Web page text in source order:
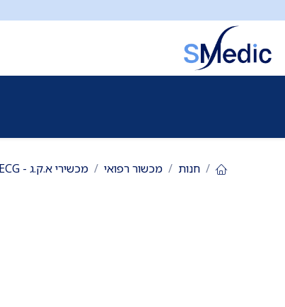
חנות מכשור רפואי מכשירי א.ק.ג - ECG